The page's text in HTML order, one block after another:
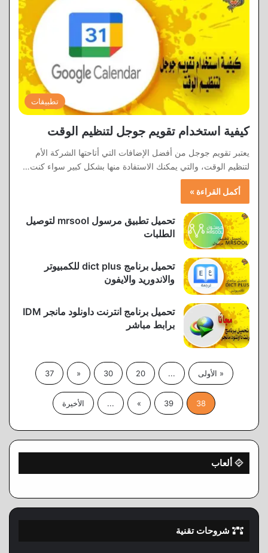
تطبيقات
كيفية استخدام تقويم جوجل لتنظيم الوقت
يعتبر تقويم جوجل من أفضل الإضافات التي أتاحتها الشركة الأم
لتنظيم الوقت، والتي يمكنك الاستفادة منها بشكل كبير سواء كنت…
أكمل القراءة »
تحميل تطبيق مرسول mrsool لتوصيل
الطلبات
تحميل برنامج dict plus للكمبيوتر
والاندوريد والايفون
تحميل برنامج انترنت داونلود مانجر IDM
برابط مباشر
« الأولى ...
20
30
«
37
38
39
»
... الأخيرة
ألعاب
شروحات تقنية